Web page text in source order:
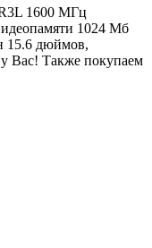
1600 МГц
1024 Мб
15.6 дюймов,
Вас! Также покупаем